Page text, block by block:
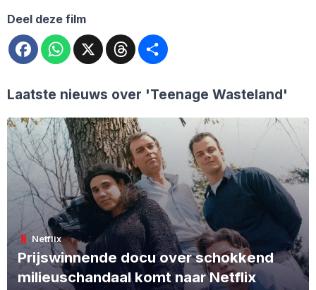
Deel deze film
FacebookWhatsApp
X Threads
Laatste nieuws over 'Teenage Wasteland'
Netflix
Prijswinnende docu over schokkend
milieuschandaal komt naar Netflix